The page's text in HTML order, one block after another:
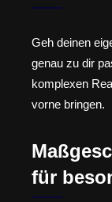
Geh deinen
genau zu dir
komplexen
vorne bringen.
für